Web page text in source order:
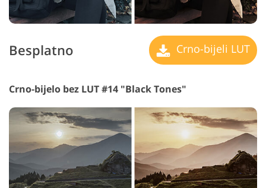
Besplatno Crno-bijeli LUT
Crno-bijelo bez LUT #14 "Black Tones"